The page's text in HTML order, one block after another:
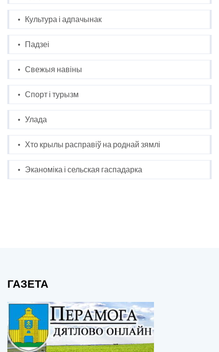
Культура і адпачынак
Падзеі
Свежыя навіны
Спорт і турызм
Улада
Хто крылы расправіў на роднай зямлі
Эканоміка і сельская гаспадарка
ГАЗЕТА